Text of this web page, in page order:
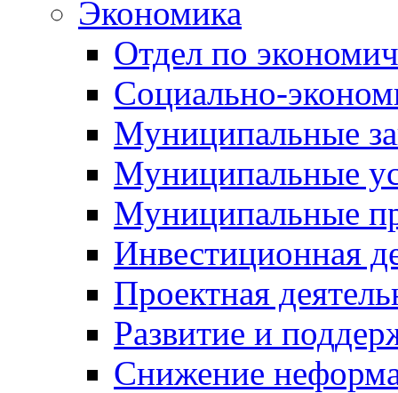
Экономика
Отдел по
Социально-
Муниципальные
Муниципальные
Муниципальные
Инвестиционная
Проектная
Развитие и
Снижение